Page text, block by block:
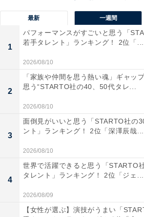
の中心街は経済・政治の拠点だけで
由来する文化や史跡が数多く残され
ることもできます。
沖縄県は「沖縄」ナンバーのみなの
への期待が高まりますね！
回答者のコメントを見ると「県庁所
いる地名だから」（50代男性／東京
する都市だから」（50代男性／千葉
があり、その場の良い雰囲気が想像
／神奈川県）といった声がありました
最新 一週間
1
パフォーマンスがすごいと思う「
若手タレント」ランキング！ 2位「...
2026/08/10
2
「家族や仲間を思う熱い魂」ギャッ
思う“STARTO社の40、50代タレ...
2026/08/10
3
面倒見がいいと思う「STARTO社の
ント」ランキング！ 2位「深澤辰哉...
2026/08/10
4
世界で活躍できると思う「STARTO
タレント」ランキング！ 2位「ジェ...
2026/08/09
【女性が選ぶ】演技がうまい「